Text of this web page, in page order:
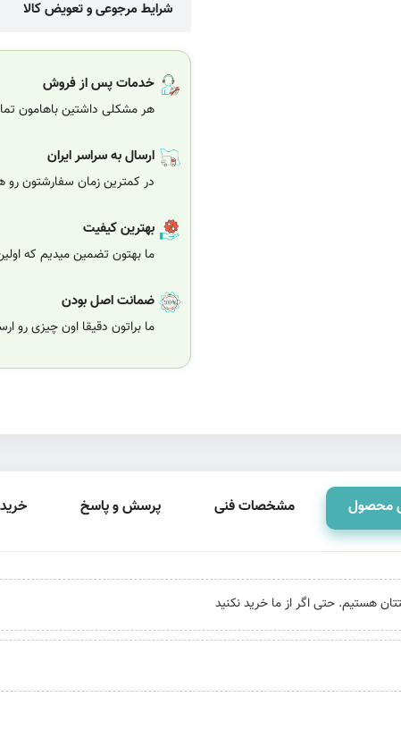
شرایط مرجوعی و تعویض کالا
خدمات پس از فروش
هر مشکلی داشتین باهامون
ارسال به سراسر ایران
در کمترین زمان سفارشتون رو
بهترین کیفیت
ما بهتون تضمین میدیم که
ضمانت اصل بودن
ما براتون دقیقا اون چیزی رو
محصول مشخصات فنی پرسش و پاسخ